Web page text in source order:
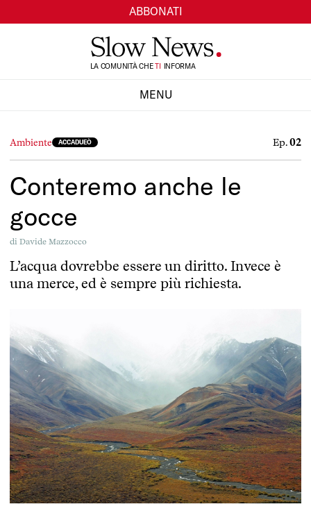
ABBONATI
LA COMUNITÀ CHE
TI
SI INFORMA
MENU
Ambiente ACCADUEÒ Ep.02
Conteremo anche le
gocce
di Davide Mazzocco
L’acqua dovrebbe essere un diritto. Invece è
una merce, ed è sempre più richiesta.